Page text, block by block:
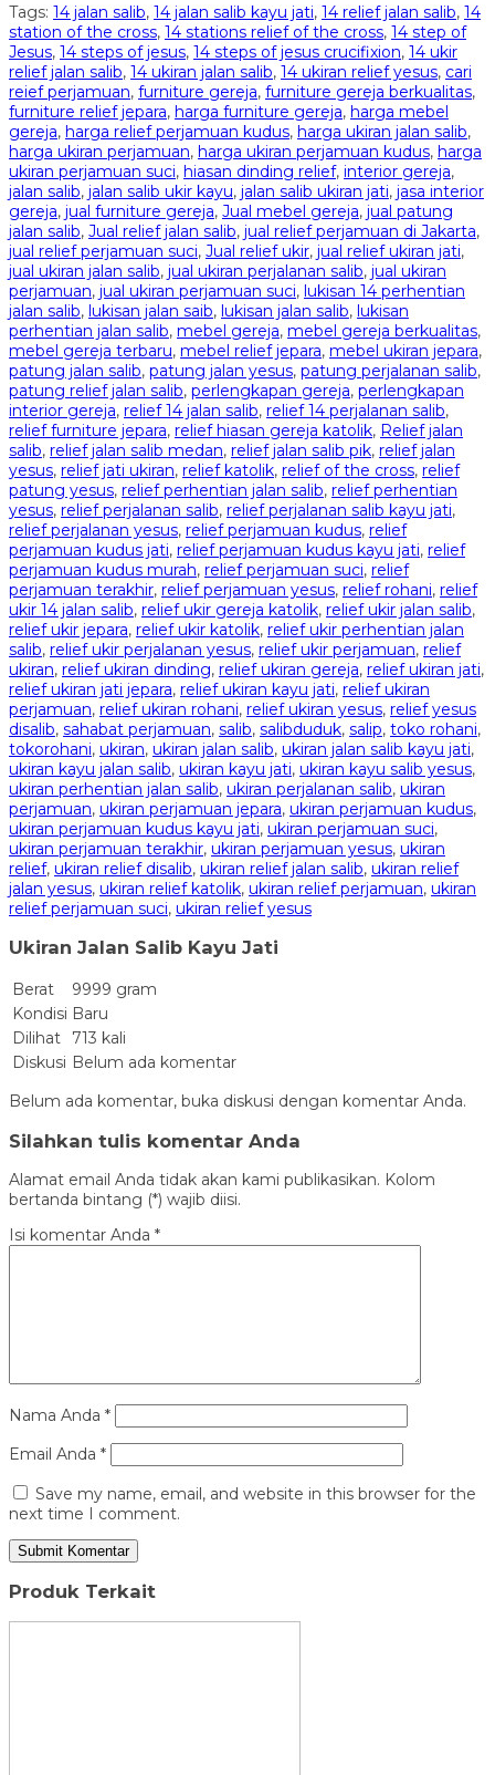
Tags: 14 jalan salib, 14 jalan salib kayu jati, 14 relief jalan salib, 14
station of the cross, 14 stations relief of the cross, 14 step of
Jesus, 14 steps of jesus, 14 steps of jesus crucifixion, 14 ukir
relief jalan salib, 14 ukiran jalan salib, 14 ukiran relief yesus, cari
reief perjamuan, furniture gereja, furniture gereja berkualitas,
furniture relief jepara, harga furniture gereja, harga mebel
gereja, harga relief perjamuan kudus, harga ukiran jalan salib,
harga ukiran perjamuan, harga ukiran perjamuan kudus, harga
ukiran perjamuan suci, hiasan dinding relief, interior gereja,
jalan salib, jalan salib ukir kayu, jalan salib ukiran jati, jasa interior
gereja, jual furniture gereja, Jual mebel gereja, jual patung
jalan salib, Jual relief jalan salib, jual relief perjamuan di Jakarta,
jual relief perjamuan suci, Jual relief ukir, jual relief ukiran jati,
jual ukiran jalan salib, jual ukiran perjalanan salib, jual ukiran
perjamuan, jual ukiran perjamuan suci, lukisan 14 perhentian
jalan salib, lukisan jalan saib, lukisan jalan salib, lukisan
perhentian jalan salib, mebel gereja, mebel gereja berkualitas,
mebel gereja terbaru, mebel relief jepara, mebel ukiran jepara,
patung jalan salib, patung jalan yesus, patung perjalanan salib,
patung relief jalan salib, perlengkapan gereja, perlengkapan
interior gereja, relief 14 jalan salib, relief 14 perjalanan salib,
relief furniture jepara, relief hiasan gereja katolik, Relief jalan
salib, relief jalan salib medan, relief jalan salib pik, relief jalan
yesus, relief jati ukiran, relief katolik, relief of the cross, relief
patung yesus, relief perhentian jalan salib, relief perhentian
yesus, relief perjalanan salib, relief perjalanan salib kayu jati,
relief perjalanan yesus, relief perjamuan kudus, relief
perjamuan kudus jati, relief perjamuan kudus kayu jati, relief
perjamuan kudus murah, relief perjamuan suci, relief
perjamuan terakhir, relief perjamuan yesus, relief rohani, relief
ukir 14 jalan salib, relief ukir gereja katolik, relief ukir jalan salib,
relief ukir jepara, relief ukir katolik, relief ukir perhentian jalan
salib, relief ukir perjalanan yesus, relief ukir perjamuan, relief
ukiran, relief ukiran dinding, relief ukiran gereja, relief ukiran jati,
relief ukiran jati jepara, relief ukiran kayu jati, relief ukiran
perjamuan, relief ukiran rohani, relief ukiran yesus, relief yesus
disalib, sahabat perjamuan, salib, salibduduk, salip, toko rohani,
tokorohani, ukiran, ukiran jalan salib, ukiran jalan salib kayu jati,
ukiran kayu jalan salib, ukiran kayu jati, ukiran kayu salib yesus,
ukiran perhentian jalan salib, ukiran perjalanan salib, ukiran
perjamuan, ukiran perjamuan jepara, ukiran perjamuan kudus,
ukiran perjamuan kudus kayu jati, ukiran perjamuan suci,
ukiran perjamuan terakhir, ukiran perjamuan yesus, ukiran
relief, ukiran relief disalib, ukiran relief jalan salib, ukiran relief
jalan yesus, ukiran relief katolik, ukiran relief perjamuan, ukiran
relief perjamuan suci, ukiran relief yesus
Ukiran Jalan Salib Kayu Jati
Berat
9999 gram
Kondisi Baru
Dilihat
713 kali
Diskusi Belum ada komentar
Belum ada komentar, buka diskusi dengan komentar Anda.
Silahkan tulis komentar Anda
Alamat email Anda tidak akan kami publikasikan. Kolom
bertanda bintang (*) wajib diisi.
Isi komentar Anda *
Nama Anda *
Email Anda *
Save my name, email, and website in this browser for the
next time I comment.
Produk Terkait